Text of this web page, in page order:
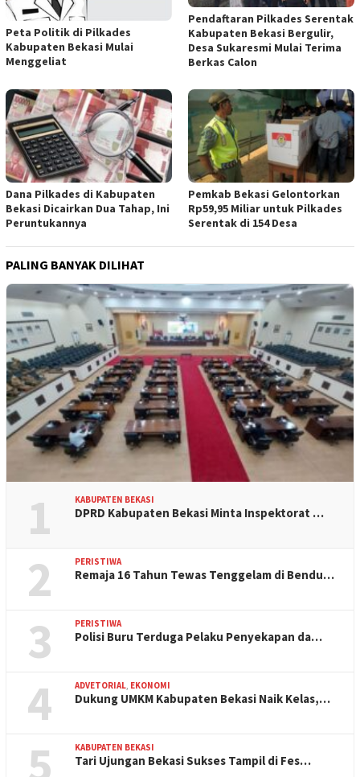
Peta Politik di Pilkades
Kabupaten Bekasi Mulai
Menggeliat
Pendaftaran Pilkades Serentak
Kabupaten Bekasi Bergulir,
Desa Sukaresmi Mulai Terima
Berkas Calon
Dana Pilkades di Kabupaten
Bekasi Dicairkan Dua Tahap, Ini
Peruntukannya
Pemkab Bekasi Gelontorkan
Rp59,95 Miliar untuk Pilkades
Serentak di 154 Desa
PALING BANYAK DILIHAT
1 KABUPATEN BEKASI
DPRD Kabupaten Bekasi Minta Inspektorat …
2 PERISTIWA
Remaja 16 Tahun Tewas Tenggelam di Bendu…
3 PERISTIWA
Polisi Buru Terduga Pelaku Penyekapan da…
4 ADVETORIAL, EKONOMI
Dukung UMKM Kabupaten Bekasi Naik Kelas,…
5 KABUPATEN BEKASI
Tari Ujungan Bekasi Sukses Tampil di Fes…